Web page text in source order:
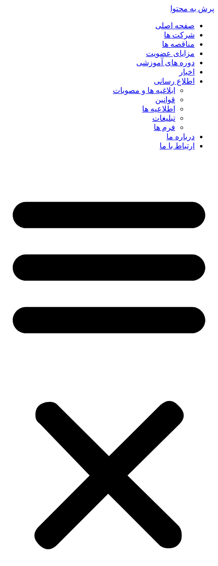
پرش به محتوا
صفحه اصلی
شرکت ها
مناقصه ها
مزایای عضویت
دوره های آموزشی
اخبار
اطلاع رسانی
ابلاغیه ها و مصوبات
قوانین
اطلاعیه ها
تبلیغات
فرم ها
درباره ما
ارتباط با ما